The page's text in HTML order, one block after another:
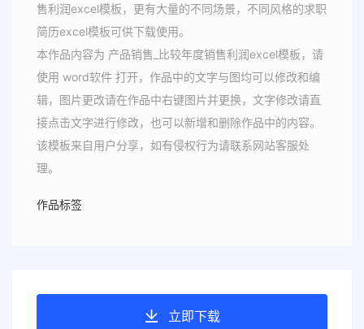
售利润excel模板，更有大量的不同场景，不同风格的求职
简历excel模板可供下载使用。
本作品内容为 产品销售_比较年度销售利润excel模板，请
使用 word软件 打开，作品中的文字与图均可以修改和编
辑，图片更改请在作品中右键图片并更换，文字修改请直
接点击文字进行修改，也可以新增和删除作品中的内容。
该模板来自用户分享，如有侵权行为请联系网站客服处
理。
作品标签
立即下载